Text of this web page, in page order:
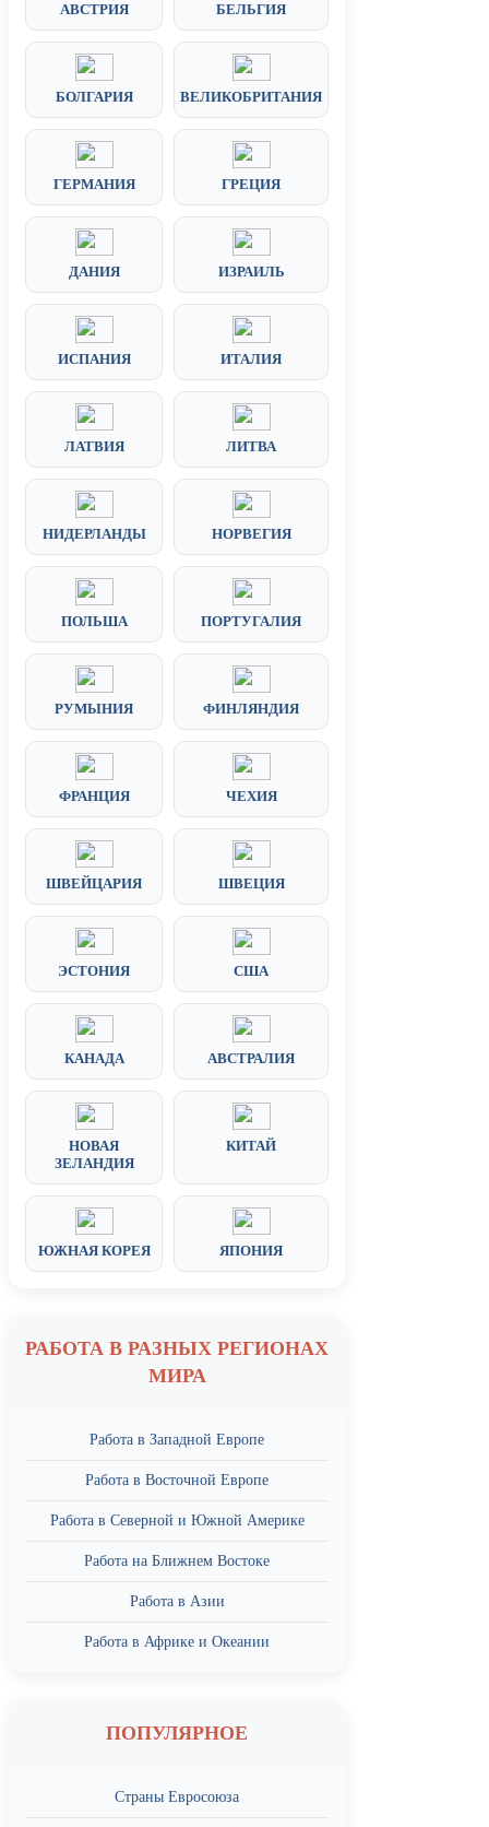
АВСТРИЯ БЕЛЬГИЯ
БОЛГАРИЯ ВЕЛИКОБРИТАНИЯ
ГЕРМАНИЯ ГРЕЦИЯ
ДАНИЯ ИЗРАИЛЬ
ИСПАНИЯ ИТАЛИЯ
ЛАТВИЯ ЛИТВА
НИДЕРЛАНДЫ НОРВЕГИЯ
ПОЛЬША ПОРТУГАЛИЯ
РУМЫНИЯ ФИНЛЯНДИЯ
ФРАНЦИЯ ЧЕХИЯ
ШВЕЙЦАРИЯ ШВЕЦИЯ
ЭСТОНИЯ США
КАНАДА АВСТРАЛИЯ
НОВАЯ
ЗЕЛАНДИЯ
КИТАЙ
ЮЖНАЯ КОРЕЯ ЯПОНИЯ
РАБОТА В РАЗНЫХ РЕГИОНАХ
МИРА
Работа в Западной Европе
Работа в Восточной Европе
Работа в Северной и Южной Америке
Работа на Ближнем Востоке
Работа в Азии
Работа в Африке и Океании
ПОПУЛЯРНОЕ
Страны Евросоюза